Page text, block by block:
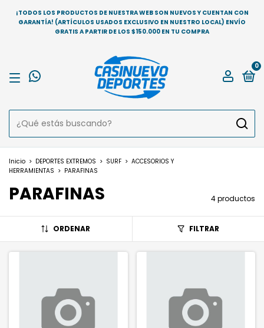
¡TODOS LOS PRODUCTOS DE NUESTRA WEB SON NUEVOS Y CUENTAN CON
GARANTÍA! (ARTÍCULOS USADOS EXCLUSIVO EN NUESTRO LOCAL) ENVÍO
GRATIS A PARTIR DE LOS $150.000 EN TU COMPRA
0
Inicio > DEPORTES EXTREMOS > SURF > ACCESORIOS Y
HERRAMIENTAS > PARAFINAS
PARAFINAS 4 productos
ORDENAR FILTRAR